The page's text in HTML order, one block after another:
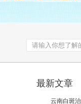
最新文章
云南白斑